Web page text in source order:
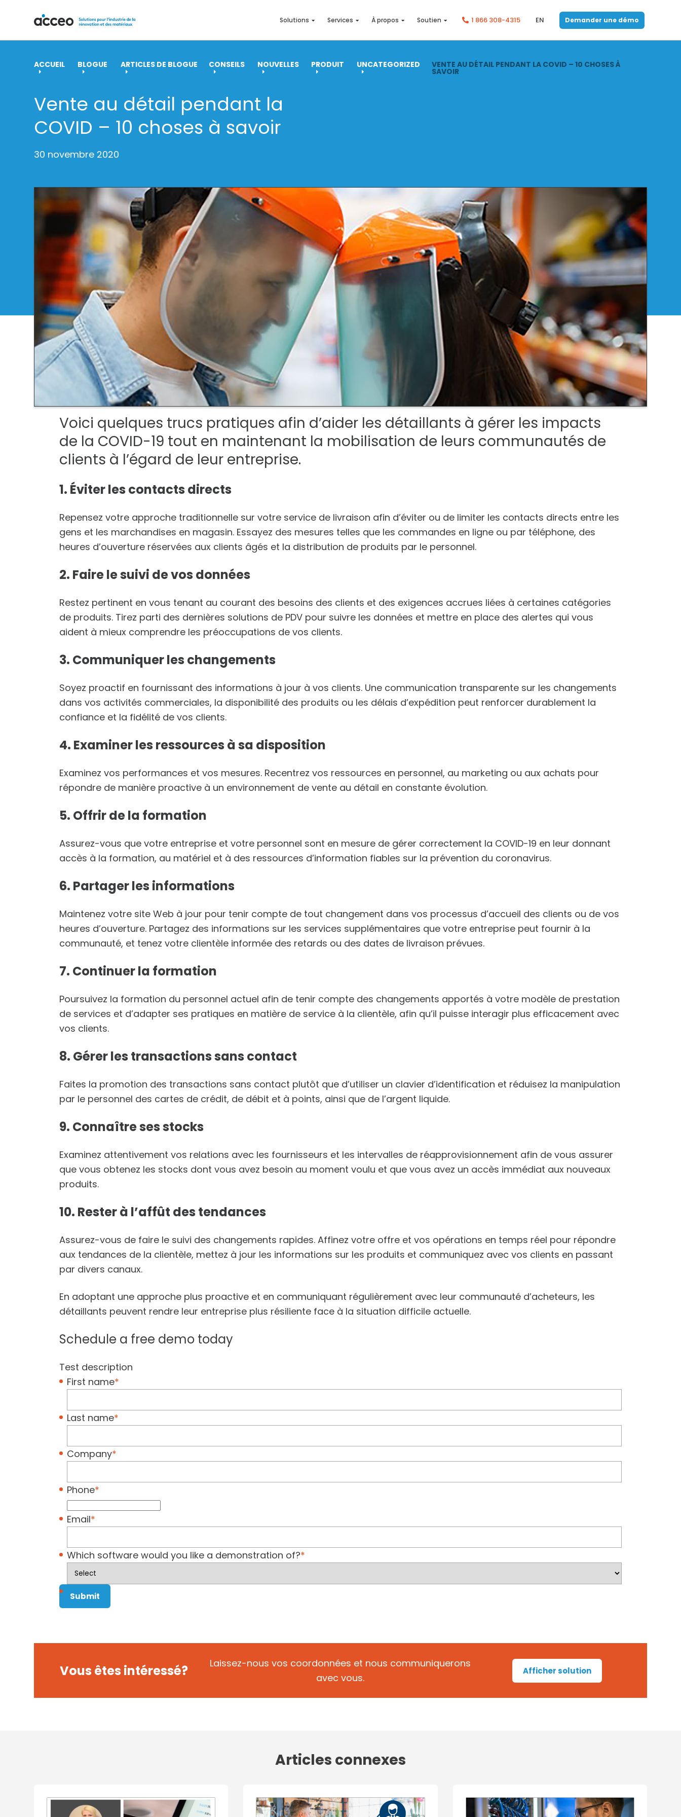
Solutions Services À propos Soutien 1 866 308-4315 EN Demander une démo
ACCUEIL BLOGUE ARTICLES DE BLOGUE CONSEILS NOUVELLES PRODUIT UNCATEGORIZED VENTE AU DÉTAIL PENDANT LA COVID – 10 CHOSES À
SAVOIR
Vente au détail pendant la
COVID – 10 choses à savoir
30 novembre 2020
Voici quelques trucs pratiques afin d’aider les détaillants à gérer les impacts
de la COVID-19 tout en maintenant la mobilisation de leurs communautés de
clients à l’égard de leur entreprise.
1. Éviter les contacts directs
Repensez votre approche traditionnelle sur votre service de livraison afin d’éviter ou de limiter les contacts directs entre les
gens et les marchandises en magasin. Essayez des mesures telles que les commandes en ligne ou par téléphone, des
heures d’ouverture réservées aux clients âgés et la distribution de produits par le personnel.
2. Faire le suivi de vos données
Restez pertinent en vous tenant au courant des besoins des clients et des exigences accrues liées à certaines catégories
de produits. Tirez parti des dernières solutions de PDV pour suivre les données et mettre en place des alertes qui vous
aident à mieux comprendre les préoccupations de vos clients.
3. Communiquer les changements
Soyez proactif en fournissant des informations à jour à vos clients. Une communication transparente sur les changements
dans vos activités commerciales, la disponibilité des produits ou les délais d’expédition peut renforcer durablement la
confiance et la fidélité de vos clients.
4. Examiner les ressources à sa disposition
Examinez vos performances et vos mesures. Recentrez vos ressources en personnel, au marketing ou aux achats pour
répondre de manière proactive à un environnement de vente au détail en constante évolution.
5. Offrir de la formation
Assurez-vous que votre entreprise et votre personnel sont en mesure de gérer correctement la COVID-19 en leur donnant
accès à la formation, au matériel et à des ressources d’information fiables sur la prévention du coronavirus.
6. Partager les informations
Maintenez votre site Web à jour pour tenir compte de tout changement dans vos processus d’accueil des clients ou de vos
heures d’ouverture. Partagez des informations sur les services supplémentaires que votre entreprise peut fournir à la
communauté, et tenez votre clientèle informée des retards ou des dates de livraison prévues.
7. Continuer la formation
Poursuivez la formation du personnel actuel afin de tenir compte des changements apportés à votre modèle de prestation
de services et d’adapter ses pratiques en matière de service à la clientèle, afin qu’il puisse interagir plus efficacement avec
vos clients.
8. Gérer les transactions sans contact
Faites la promotion des transactions sans contact plutôt que d’utiliser un clavier d’identification et réduisez la manipulation
par le personnel des cartes de crédit, de débit et à points, ainsi que de l’argent liquide.
9. Connaître ses stocks
Examinez attentivement vos relations avec les fournisseurs et les intervalles de réapprovisionnement afin de vous assurer
que vous obtenez les stocks dont vous avez besoin au moment voulu et que vous avez un accès immédiat aux nouveaux
produits.
10. Rester à l’affût des tendances
Assurez-vous de faire le suivi des changements rapides. Affinez votre offre et vos opérations en temps réel pour répondre
aux tendances de la clientèle, mettez à jour les informations sur les produits et communiquez avec vos clients en passant
par divers canaux.
En adoptant une approche plus proactive et en communiquant régulièrement avec leur communauté d’acheteurs, les
détaillants peuvent rendre leur entreprise plus résiliente face à la situation difficile actuelle.
Schedule a free demo today
Test description
First name*
Last name*
Company*
Phone*
Email*
Which software would you like a demonstration of?*
Vous êtes intéressé?
Laissez-nous vos coordonnées et nous communiquerons
avec vous.
Afficher solution
Articles connexes